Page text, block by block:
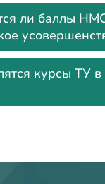
ли баллы
курсы ТУ